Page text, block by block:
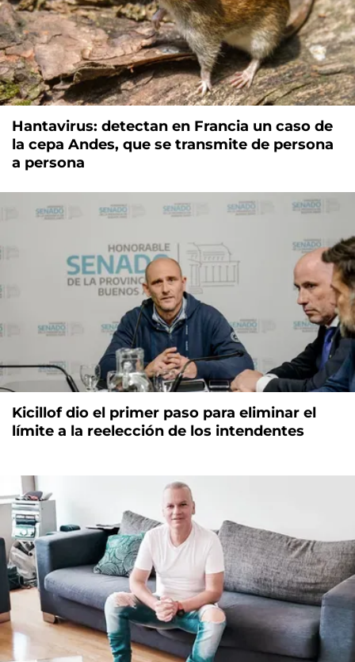
Hantavirus: detectan en Francia un caso de
la cepa Andes, que se transmite de persona
a persona
Kicillof dio el primer paso para eliminar el
límite a la reelección de los intendentes